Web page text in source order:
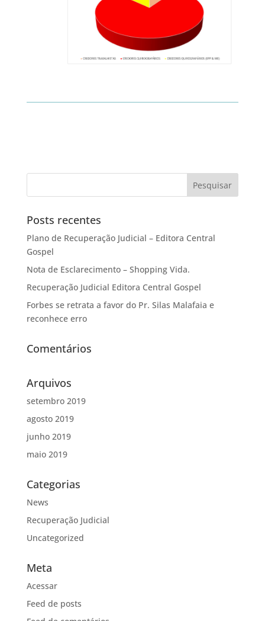
Posts recentes
Plano de Recuperação Judicial – Editora Central
Gospel
Nota de Esclarecimento – Shopping Vida.
Recuperação Judicial Editora Central Gospel
Forbes se retrata a favor do Pr. Silas Malafaia e
reconhece erro
Comentários
Arquivos
setembro 2019
agosto 2019
junho 2019
maio 2019
Categorias
News
Recuperação Judicial
Uncategorized
Meta
Acessar
Feed de posts